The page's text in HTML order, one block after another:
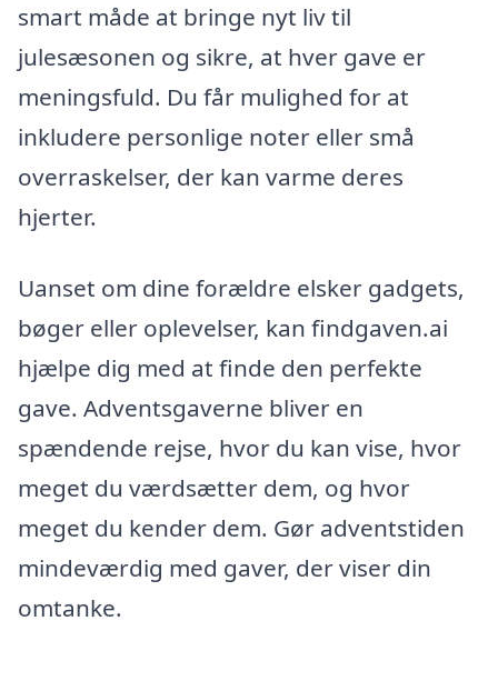
smart måde at bringe nyt liv til
julesæsonen og sikre, at hver gave er
meningsfuld. Du får mulighed for at
inkludere personlige noter eller små
overraskelser, der kan varme deres
hjerter.
Uanset om dine forældre elsker gadgets,
bøger eller oplevelser, kan findgaven.ai
hjælpe dig med at finde den perfekte
gave. Adventsgaverne bliver en
spændende rejse, hvor du kan vise, hvor
meget du værdsætter dem, og hvor
meget du kender dem. Gør adventstiden
mindeværdig med gaver, der viser din
omtanke.